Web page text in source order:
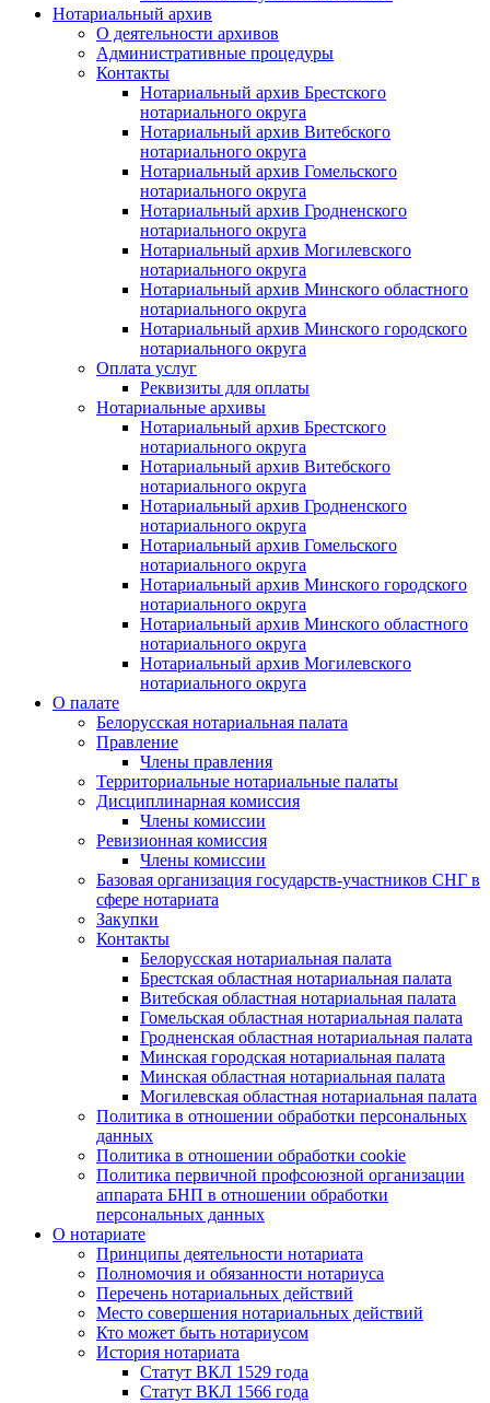
Нотариальный архив
О деятельности архивов
Административные процедуры
Контакты
Нотариальный архив Брестского
нотариального округа
Нотариальный архив Витебского
нотариального округа
Нотариальный архив Гомельского
нотариального округа
Нотариальный архив Гродненского
нотариального округа
Нотариальный архив Могилевского
нотариального округа
Нотариальный архив Минского областного
нотариального округа
Нотариальный архив Минского городского
нотариального округа
Оплата услуг
Реквизиты для оплаты
Нотариальные архивы
Нотариальный архив Брестского
нотариального округа
Нотариальный архив Витебского
нотариального округа
Нотариальный архив Гродненского
нотариального округа
Нотариальный архив Гомельского
нотариального округа
Нотариальный архив Минского городского
нотариального округа
Нотариальный архив Минского областного
нотариального округа
Нотариальный архив Могилевского
нотариального округа
О палате
Белорусская нотариальная палата
Правление
Члены правления
Территориальные нотариальные палаты
Дисциплинарная комиссия
Члены комиссии
Ревизионная комиссия
Члены комиссии
Базовая организация государств-участников СНГ в
сфере нотариата
Закупки
Контакты
Белорусская нотариальная палата
Брестская областная нотариальная палата
Витебская областная нотариальная палата
Гомельская областная нотариальная палата
Гродненская областная нотариальная палата
Минская городская нотариальная палата
Минская областная нотариальная палата
Могилевская областная нотариальная палата
Политика в отношении обработки персональных
данных
Политика в отношении обработки cookie
Политика первичной профсоюзной организации
аппарата БНП в отношении обработки
персональных данных
О нотариате
Принципы деятельности нотариата
Полномочия и обязанности нотариуса
Перечень нотариальных действий
Место совершения нотариальных действий
Кто может быть нотариусом
История нотариата
Статут ВКЛ 1529 года
Статут ВКЛ 1566 года